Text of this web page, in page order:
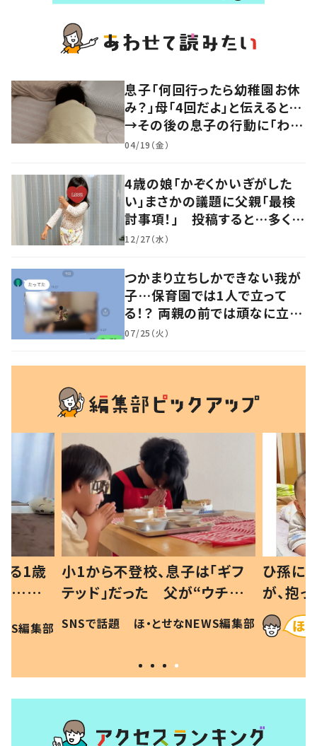
息子「何回行ったら幼稚園お休
み？」母「4回だよ」と伝えると…
→その後の息子の行動に「わか
るよその気持ち」「うちの子も！」
04/19（金）
4歳の娘「かぞくかいぎがした
い」まさかの議題に父親「最検
討事項！」 投稿すると…多くの
意見が寄せられる！
12/27（水）
つかまり立ちしかできない我が
子…保育園では1人で立って
る！？ 両親の前では頑なに立た
ない1歳児が可愛すぎる…！
07/25（火）
る1歳
…母
現行
編集部
小1から不登校、息子は「ギフ
テッド」だった 父が“ウチ給
食”を作り続ける理由とは #令
和の親 #令和の子
SNSで話題 ほ・とせなNEWS編集部
ひ孫に
が、抱
に「涙
方ない」